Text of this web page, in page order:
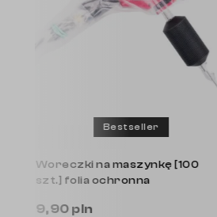
Bestseller
Woreczki na maszynkę [100
szt.] folia ochronna
9,90 pln